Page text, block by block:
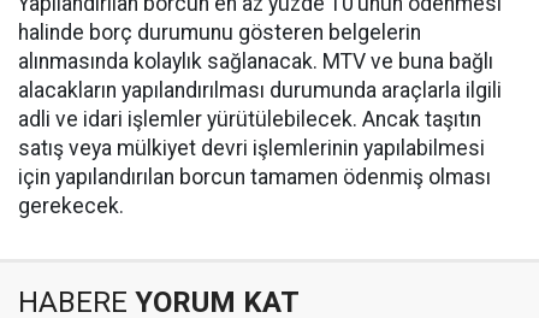
halinde borç durumunu gösteren belgelerin
alınmasında kolaylık sağlanacak. MTV ve buna bağlı
alacakların yapılandırılması durumunda araçlarla ilgili
adli ve idari işlemler yürütülebilecek. Ancak taşıtın
satış veya mülkiyet devri işlemlerinin yapılabilmesi
için yapılandırılan borcun tamamen ödenmiş olması
gerekecek.
HABERE YORUM KAT